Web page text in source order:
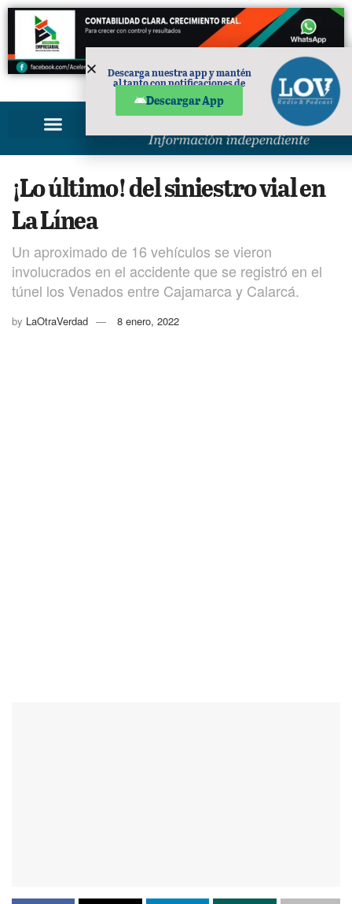
PUBLICIDAD
¡Lo último! del siniestro vial en
La Línea
Un aproximado de 16 vehículos se vieron
involucrados en el accidente que se registró en el
túnel los Venados entre Cajamarca y Calarcá.
by LaOtraVerdad 8 enero, 2022
Descarga nuestra app y mantén
al tanto con notificaciones de
Descargar App